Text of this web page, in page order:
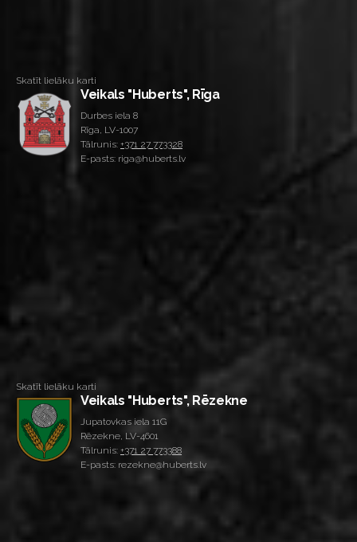
Skatīt lielāku karti
Veikals "Huberts", Rīga
Durbes iela 8
Rīga, LV-1007
Tālrunis: +371 27 773328
E-pasts: riga@huberts.lv
Skatīt lielāku karti
Veikals "Huberts", Rēzekne
Jupatovkas iela 11G
Rēzekne, LV-4601
Tālrunis: +371 27 773388
E-pasts: rezekne@huberts.lv